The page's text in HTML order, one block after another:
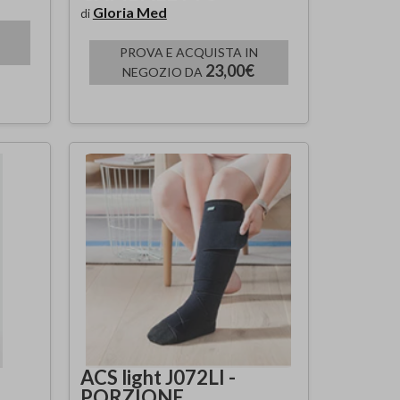
di Gloria Med
PROVA E ACQUISTA IN
NEGOZIO DA 23,00€
ACS light J072LI -